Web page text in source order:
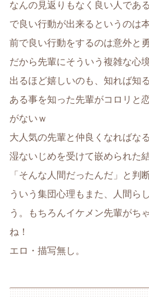
なんの見返りもなく良い人であ
で良い行動が出来るというのは
前で良い行動をするのは意外と
だから先輩にそういう複雑な心
出るほど嬉しいのも、知れば知
ある事を知った先輩がコロリと
がないｗ
大人気の先輩と仲良くなればな
湿ないじめを受けて嵌められた
「そんな人間だったんだ」と判
ういう集団心理もまた、人間ら
う。もちろんイケメン先輩がち
ね！
エロ・描写無し。